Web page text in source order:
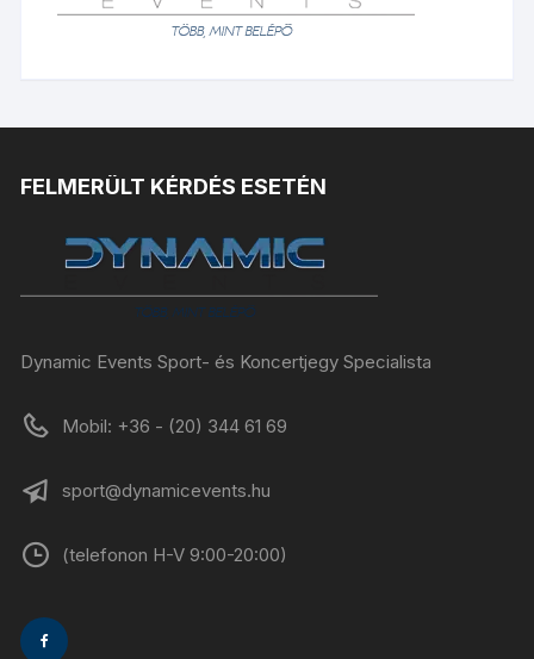
FELMERÜLT KÉRDÉS ESETÉN
Dynamic Events Sport- és Koncertjegy Specialista
Mobil: +36 - (20) 344 61 69
sport@dynamicevents.hu
(telefonon H-V 9:00-20:00)